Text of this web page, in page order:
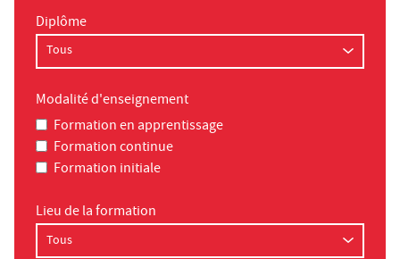
Diplôme
Modalité d'enseignement
Formation en apprentissage
Formation continue
Formation initiale
Lieu de la formation